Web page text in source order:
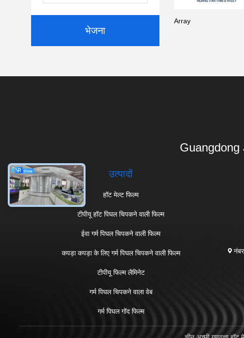
भेजना
Array
Guangdong
उत्पादों
हॉट मेल्ट फिल्म
टीपीयू हॉट पिघल चिपकने वाली फिल्म
ईवा गर्म पिघल चिपकने वाली फिल्म
कपड़ा कपड़ा के लिए गर्म पिघल चिपकने वाली फिल्म
टीपीयू फिल्म लैमिनेट
गर्म पिघल चिपकने वाला वेब
गर्म पिघल गोंद फिल्म